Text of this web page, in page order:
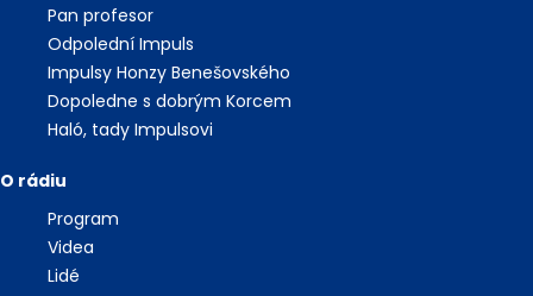
Pan profesor
Odpolední Impuls
Impulsy Honzy Benešovského
Dopoledne s dobrým Korcem
Haló, tady Impulsovi
O rádiu
Program
Videa
Lidé